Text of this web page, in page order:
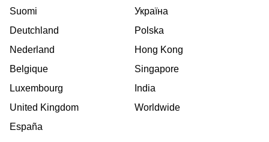
Suomi
Deutchland
Nederland
Belgique
Luxembourg
United Kingdom
España
Україна
Polska
Hong Kong
Singapore
India
Worldwide